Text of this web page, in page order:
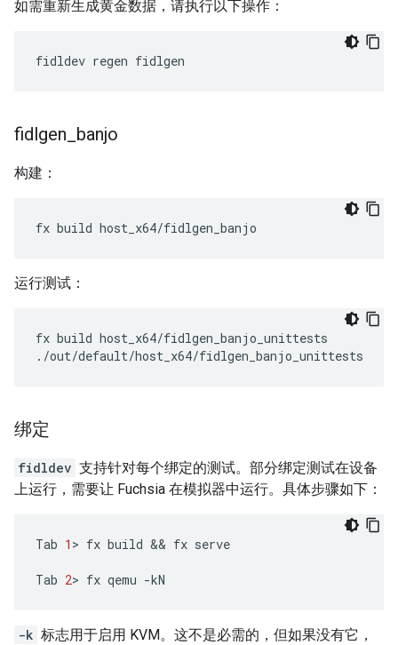
如需重新生成黄金数据，请执行以下操作：
fidldev regen
fidlgen banjo
构建：
fx build
运行测试：
fx build host_x64/fidlgen_banjo_unittests
绑定
fidldev 支持针对每个绑定的测试。部分绑定测试在设备
上运行，需要让 Fuchsia 在模拟器中运行。具体步骤如下：
Tab 1 > fx build && fx serve
Tab 2> fx qemu
-k 标志用于启用 KVM。这不是必需的，但如果没有它，